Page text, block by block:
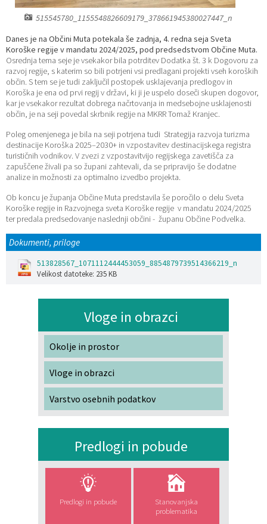
515545780_1155548826609179_378661945380027447_n
Danes je na Občini Muta potekala še zadnja, 4. redna seja Sveta
Koroške regije v mandatu 2024/2025, pod predsedstvom Občine Muta.
Osrednja tema seje je vsekakor bila potrditev Dodatka št. 3 k Dogovoru za
razvoj regije, s katerim so bili potrjeni vsi predlagani projekti vseh koroških
občin. S tem se je tudi zaključil postopek usklajevanja predlogov in
Koroška je ena od prvi regij v državi, ki ji je uspelo doseči skupen dogovor,
kar je vsekakor rezultat dobrega načrtovanja in medsebojne usklajenosti
občin, je na seji povedal skrbnik regije na MKRR Tomaž Kranjec.
Poleg omenjenega je bila na seji potrjena tudi Strategija razvoja turizma
destinacije Koroška 2025–2030+ in vzpostavitev destinacijskega registra
turističnih vodnikov. V zvezi z vzpostavitvijo regijskega zavetišča za
zapuščene živali pa so župani zahtevali, da se pripravijo še dodatne
analize in možnosti za optimalno izvedbo projekta.
Ob koncu je županja Občine Muta predstavila še poročilo o delu Sveta
Koroške regije in Razvojnega sveta Koroške regije v mandatu 2024/2025
ter predala predsedovanje naslednji občini - županu Občine Podvelka.
Dokumenti, priloge
513828567_1071112444453059_8854879739514366219_n
Velikost datoteke: 235 KB
Vloge in obrazci
Okolje in prostor
Vloge in obrazci
Varstvo osebnih podatkov
Predlogi in pobude
Predlogi in pobude
Stanovanjska
problematika
Katalog informacij javnega značaja
Lokalne volitve